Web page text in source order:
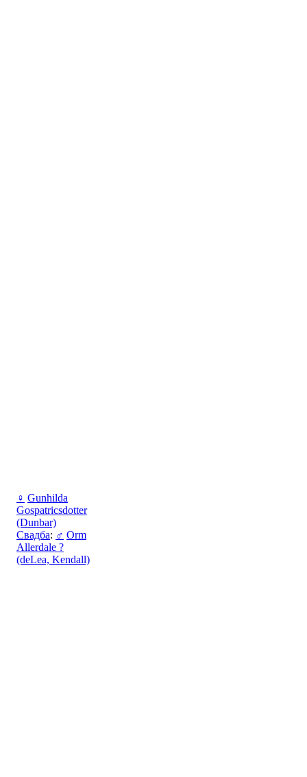
♀ Gunhilda
Gospatricsdotter
(Dunbar)
Свадба: ♂ Orm
Allerdale ?
(deLea, Kendall)